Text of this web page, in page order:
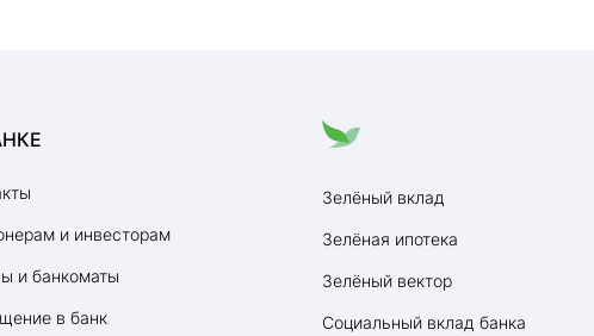
и инвесторам
и банкоматы
в банк
Зелёный вклад
Зелёная ипотека
Зелёный вектор
Социальный вклад банка